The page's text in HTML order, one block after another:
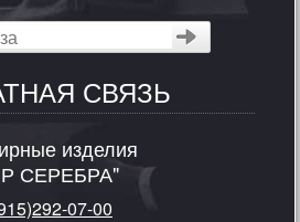
СВЯЗЬ
изделия
СЕРЕБРА"
07-00